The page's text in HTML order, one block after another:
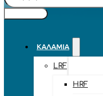
ΚΑΛΆΜΙΑ
LRF
HRF